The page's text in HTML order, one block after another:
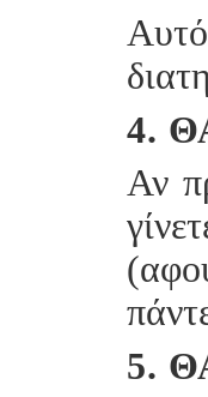
4.
Αν
5.